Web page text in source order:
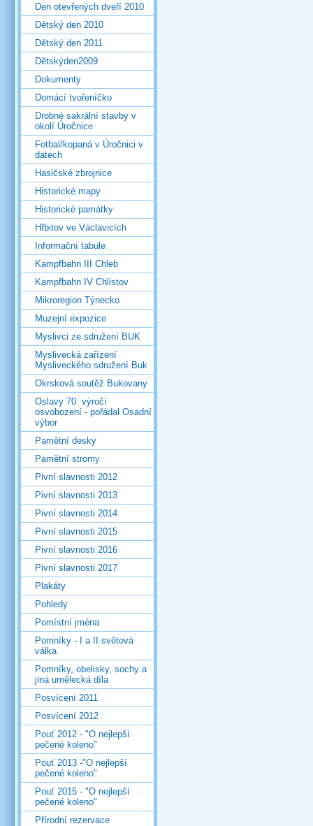
Den otevřených dveří 2010
Dětský den 2010
Dětský den 2011
Dětskýden2009
Dokumenty
Domácí tvořeníčko
Drobné sakrální stavby v
okolí Úročnice
Fotbal/kopaná v Úročnici v
datech
Hasičské zbrojnice
Historické mapy
Historické památky
Hřbitov ve Václavicích
Informační tabule
Kampfbahn III Chleb
Kampfbahn IV Chlistov
Mikroregion Týnecko
Muzejní expozice
Myslivci ze sdružení BUK
Myslivecká zařízení
Mysliveckého sdružení Buk
Okrsková soutěž Bukovany
Oslavy 70. výročí
osvobození - pořádal Osadní
výbor
Pamětní desky
Pamětní stromy
Pivní slavnosti 2012
Pivní slavnosti 2013
Pivní slavnosti 2014
Pivní slavnosti 2015
Pivní slavnosti 2016
Pivní slavnosti 2017
Plakáty
Pohledy
Pomístní jména
Pomníky - I a II světová
válka
Pomníky, obelisky, sochy a
jiná umělecká díla
Posvícení 2011
Posvícení 2012
Pouť 2012 - "O nejlepší
pečené koleno"
Pouť 2013 -"O nejlepší
pečené koleno"
Pouť 2015 - "O nejlepší
pečené koleno"
Přírodní rezervace